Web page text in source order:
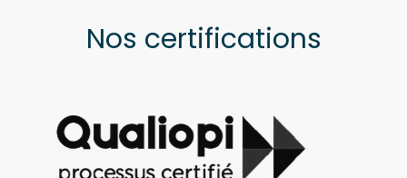
Nos certifications